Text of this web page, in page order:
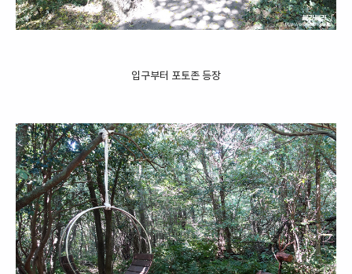
입구부터 포토존 등장